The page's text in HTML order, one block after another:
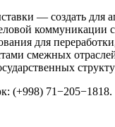
— создать для
коммуникации
для
смежных
(+998) 71−205−1818.